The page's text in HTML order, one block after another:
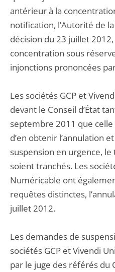
antérieur à la
notification, l’Autorité de
décision du 23 juillet
concentration sous
injonctions prononcées
Les sociétés GCP et
devant le Conseil d’État
septembre 2011 que
d’en obtenir l’annulation
suspension en urgence,
soient tranchés. Les
Numéricable ont
requêtes distinctes,
juillet 2012.
Les demandes de
sociétés GCP et Vivendi
par le juge des référés du